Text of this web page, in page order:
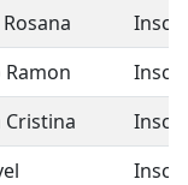
Ramon